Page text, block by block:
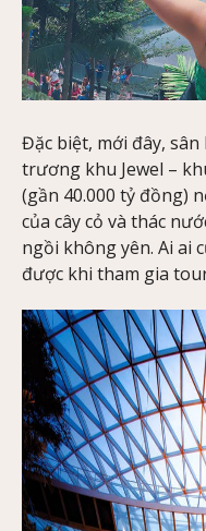
Đặc biệt, mới đây,
trương khu Jewel –
(gần 40.000 tỷ đồng)
của cây cỏ và thác
ngồi không yên. Ai ai
được khi tham gia